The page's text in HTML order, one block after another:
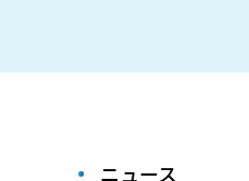
ニュース